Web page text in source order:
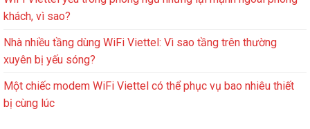
khách, vì sao?
Nhà nhiều tầng dùng WiFi Viettel: Vì sao tầng trên thường
xuyên bị yếu sóng?
Một chiếc modem WiFi Viettel có thể phục vụ bao nhiêu thiết
bị cùng lúc